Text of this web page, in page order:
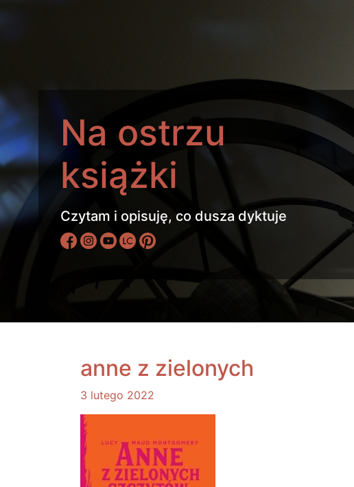
Na ostrzu
książki
Czytam i opisuję, co dusza dyktuje
anne z zielonych
3 lutego 2022